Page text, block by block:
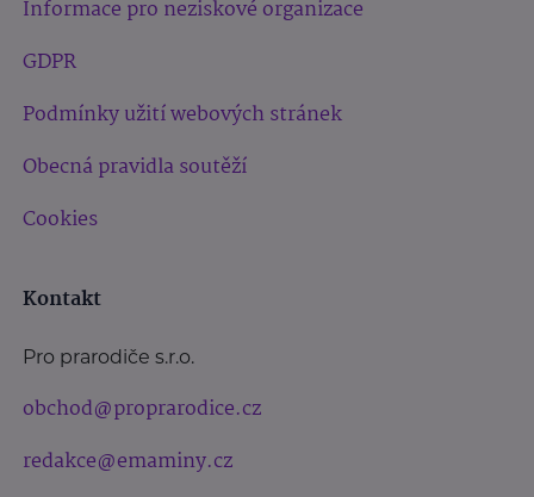
Informace pro neziskové organizace
GDPR
Podmínky užití webových stránek
Obecná pravidla soutěží
Cookies
Kontakt
Pro prarodiče s.r.o.
obchod@proprarodice.cz
redakce@emaminy.cz